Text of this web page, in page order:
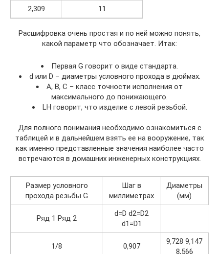
2,309
11
Расшифровка очень простая и по ней можно понять,
какой параметр что обозначает. Итак:
Первая G говорит о виде стандарта.
d или D – диаметры условного прохода в дюймах.
А, В, С – класс точности исполнения от
максимального до понижающего.
LH говорит, что изделие с левой резьбой.
Для полного понимания необходимо ознакомиться с
таблицей и в дальнейшем взять ее на вооружение, так
как именно представленные значения наиболее часто
встречаются в домашних инженерных конструкциях.
Размер условного
прохода резьбы G
Шаг в
миллиметрах
Диаметры
(мм)
Ряд 1 Ряд 2
d=D d2=D2
d1=D1
1/8 0,907
9,728 9,147
8,566